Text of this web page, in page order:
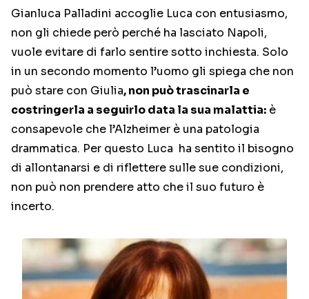
Gianluca Palladini accoglie Luca con entusiasmo,
non gli chiede però perché ha lasciato Napoli,
vuole evitare di farlo sentire sotto inchiesta. Solo
in un secondo momento l’uomo gli spiega che non
può stare con Giulia, non può trascinarla e
costringerla a seguirlo data la sua malattia: è
consapevole che l’Alzheimer è una patologia
drammatica. Per questo Luca ha sentito il bisogno
di allontanarsi e di riflettere sulle sue condizioni,
non può non prendere atto che il suo futuro è
incerto.